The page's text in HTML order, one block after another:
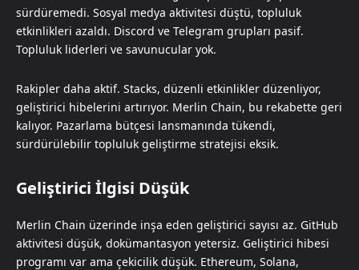
sürdüremedi. Sosyal medya aktivitesi düştü, topluluk
etkinlikleri azaldı. Discord ve Telegram grupları pasif.
Topluluk liderleri ve savunucular yok.
Rakipler daha aktif. Stacks, düzenli etkinlikler düzenliyor,
geliştirici hibelerini artırıyor. Merlin Chain, bu rekabette geri
kalıyor. Pazarlama bütçesi lansmanında tükendi,
sürdürülebilir topluluk geliştirme stratejisi eksik.
Geliştirici İlgisi Düşük
Merlin Chain üzerinde inşa eden geliştirici sayısı az. GitHub
aktivitesi düşük, dokümantasyon yetersiz. Geliştirici hibesi
programı var ama çekicilik düşük. Ethereum, Solana,